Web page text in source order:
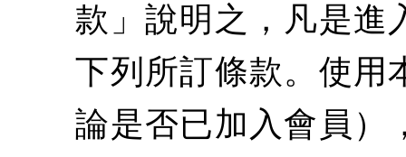
款」說明之，凡是進
下列所訂條款。使用
論是否已加入會員）